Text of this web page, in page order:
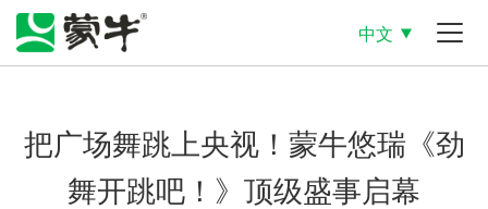
中文
把广场舞跳上央视！蒙牛悠瑞《劲
舞开跳吧！》顶级盛事启幕